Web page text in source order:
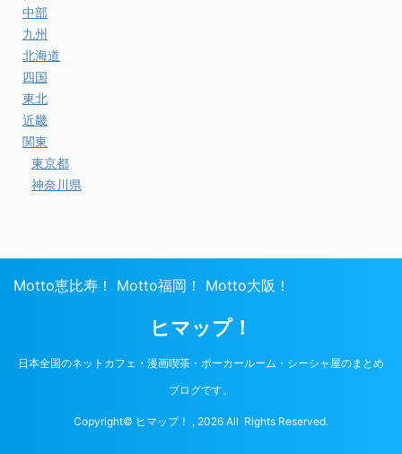
中部
九州
北海道
四国
東北
近畿
関東
東京都
神奈川県
Motto恵比寿！ Motto福岡！ Motto大阪！
ヒマップ！
日本全国のネットカフェ・漫画喫茶・ポーカールーム・シーシャ屋のまとめ
ブログです。
Copyright© ヒマップ！ , 2026 All Rights Reserved.